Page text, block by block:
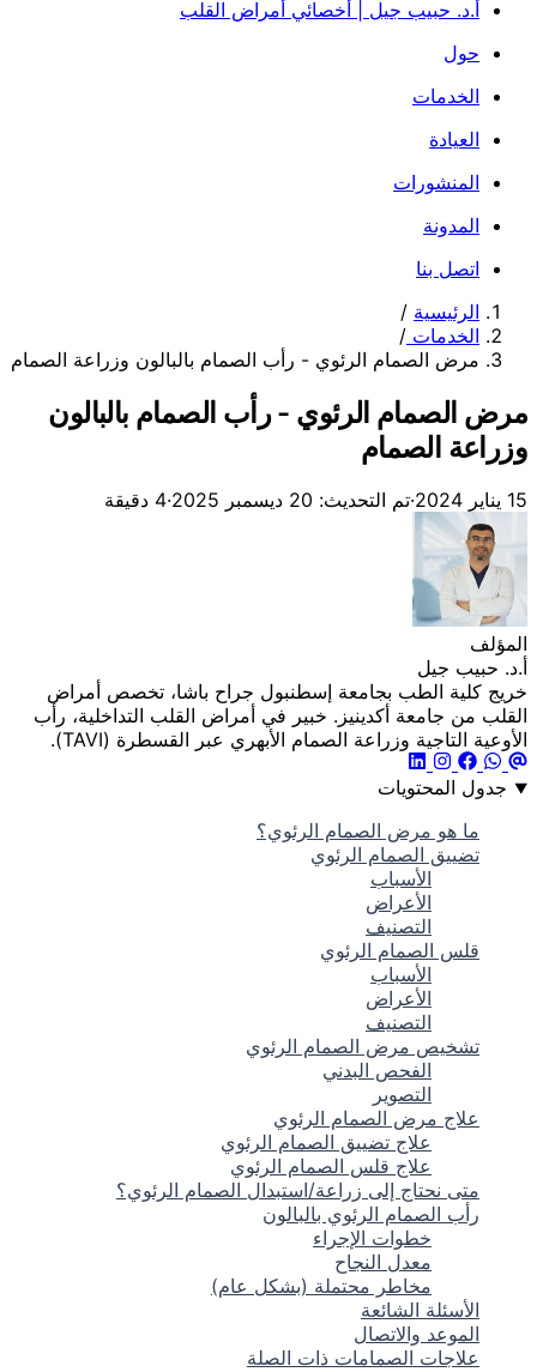
أ.د. حبيب جيل | أخصائي أمراض القلب
حول
الخدمات
العيادة
المنشورات
المدونة
اتصل بنا
الرئيسية /
الخدمات /
مرض الصمام الرئوي - رأب الصمام بالبالون وزراعة الصمام
مرض الصمام الرئوي - رأب الصمام بالبالون
وزراعة الصمام
15 يناير 2024 ·تم التحديث: 20 ديسمبر 2025 ·4 دقيقة
المؤلف
أ.د. حبيب جيل
خريج كلية الطب بجامعة إسطنبول جراح باشا، تخصص أمراض
القلب من جامعة أكدينيز. خبير في أمراض القلب التداخلية، رأب
الأوعية التاجية وزراعة الصمام الأبهري عبر القسطرة (TAVI).
جدول المحتويات
ما هو مرض الصمام الرئوي؟
تضييق الصمام الرئوي
الأسباب
الأعراض
التصنيف
قلس الصمام الرئوي
الأسباب
الأعراض
التصنيف
تشخيص مرض الصمام الرئوي
الفحص البدني
التصوير
علاج مرض الصمام الرئوي
علاج تضييق الصمام الرئوي
علاج قلس الصمام الرئوي
متى نحتاج إلى زراعة/استبدال الصمام الرئوي؟
رأب الصمام الرئوي بالبالون
خطوات الإجراء
معدل النجاح
مخاطر محتملة (بشكل عام)
الأسئلة الشائعة
الموعد والاتصال
علاجات الصمامات ذات الصلة